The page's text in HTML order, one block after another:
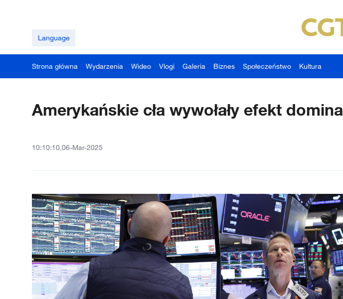
Language
Strona główna Wydarzenia Wideo Vlogi Galeria Biznes Społeczeństwo Kultura
Amerykańskie cła wywołały efekt domina
10:10:10,06-Mar-2025